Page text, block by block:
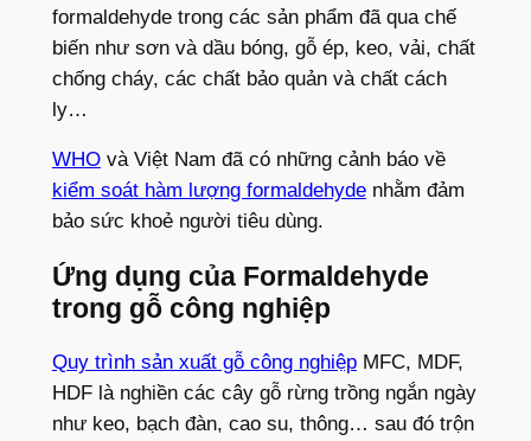
formaldehyde trong các sản phẩm đã qua chế
biến như sơn và dầu bóng, gỗ ép, keo, vải, chất
chống cháy, các chất bảo quản và chất cách
ly…
WHOvà Việt Nam đã có những cảnh báo về
kiểm soát hàm lượng formaldehydenhằm đảm
bảo sức khoẻ người tiêu dùng.
Ứng dụng của Formaldehyde
trong gỗ công nghiệp
Quy trình sản xuất gỗ công nghiệpMFC, MDF,
HDF là nghiền các cây gỗ rừng trồng ngắn ngày
như keo, bạch đàn, cao su, thông… sau đó trộn